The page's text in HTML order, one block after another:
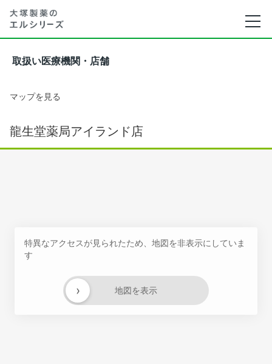
取扱い医療機関・店舗
マップを見る
龍生堂薬局アイランド店
特異なアクセスが見られたため、地図を非表示にしていま
す
地図を表示
›